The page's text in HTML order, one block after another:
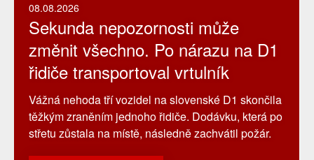
08.08.2026
Sekunda nepozornosti může
změnit všechno. Po nárazu na D1
řidiče transportoval vrtulník
Vážná nehoda tří vozidel na slovenské D1 skončila
těžkým zraněním jednoho řidiče. Dodávku, která po
střetu zůstala na místě, následně zachvátil požár.